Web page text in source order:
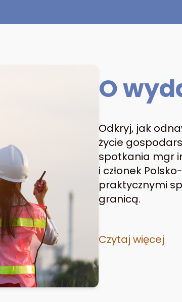
O
Odkryj, jak
życie
spotkania mgr
i członek
praktycznymi
granicą.
Czytaj więcej